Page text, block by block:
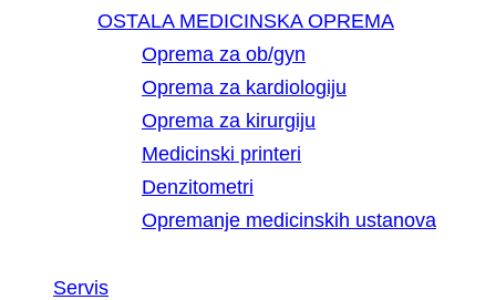
OSTALA MEDICINSKA OPREMA
Oprema za ob/gyn
Oprema za kardiologiju
Oprema za kirurgiju
Medicinski printeri
Denzitometri
Opremanje medicinskih ustanova
Servis